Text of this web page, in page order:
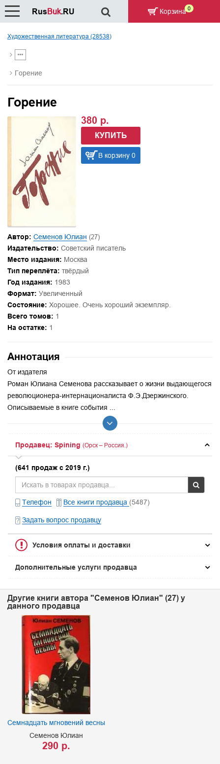
Художественная литература (28538)
Горение
Горение
380 р.
КУПИТЬ
В корзину 0
Автор: Семенов Юлиан (27)
Издательство: Советский писатель
Место издания: Москва
Тип переплёта: твёрдый
Год издания: 1983
Формат: Увеличенный
Состояние: Хорошее. Очень хороший экземпляр.
Всего томов: 1
На остатке: 1
Аннотация
От издателя
Роман Юлиана Семенова рассказывает о жизни выдающегося
революционера-интернационалиста Ф.Э.Дзержинского.
Описываемые в книге события ...
Продавец: Spining (Орск – Россия.)
(641 продаж с 2019 г.)
Телефон Все книги продавца (5487)
Задать вопрос продавцу
Условия оплаты и доставки
Дополнительные услуги продавца
Другие книги автора "Семенов Юлиан" (27) у
данного продавца
Семнадцать мгновений весны
Семенов Юлиан
290 р.
RusBuk.RU Корзина 0